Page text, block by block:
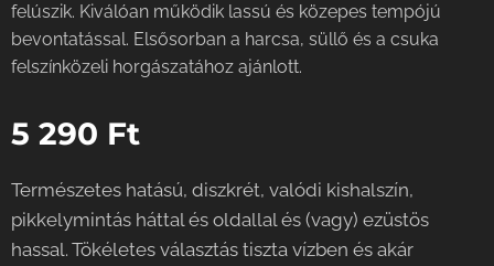
felúszik. Kiválóan működik lassú és közepes tempójú
bevontatással. Elsősorban a harcsa, süllő és a csuka
felszínközeli horgászatához ajánlott.
5 290 Ft
Természetes hatású, diszkrét, valódi kishalszín,
pikkelymintás háttal és oldallal és (vagy) ezüstös
hassal. Tökéletes választás tiszta vízben és akár